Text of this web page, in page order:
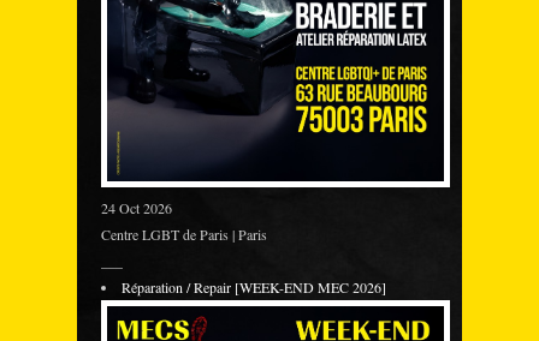
24 Oct 2026
Centre LGBT de Paris | Paris
Réparation / Repair [WEEK-END MEC 2026]